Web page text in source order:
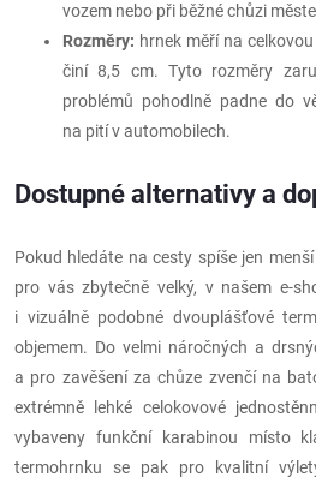
vozem nebo při běžné chůzi
Rozměry: hrnek měří na
činí 8,5 cm. Tyto rozměry
problémů pohodlně padne do
na pití v automobilech.
Dostupné alternativy a
Pokud hledáte na cesty spíše jen
pro vás zbytečně velký, v našem e-
i vizuálně podobné dvouplášťové
objemem. Do velmi náročných a
a pro zavěšení za chůze zvenčí na
extrémně lehké celokovové
vybaveny funkční karabinou místo
termohrnku se pak pro kvalitní